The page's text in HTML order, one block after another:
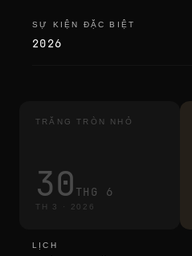
sự kiện đặc biệt
SỰ KIỆN ĐẶC BIỆT
2026
TRĂNG TRÒN NHỎ
30 THG 6
TH 3 · 2026
lịch
LỊCH